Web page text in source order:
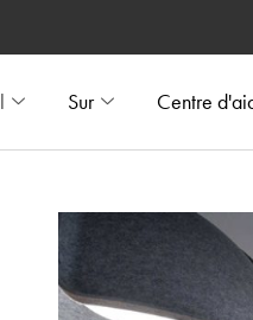
Sur Centre